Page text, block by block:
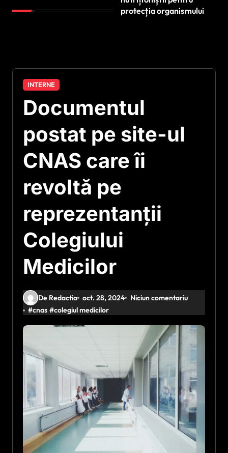
protecția organismului
INTERNE
Documentul
postat pe site-ul
CNAS care îi
revoltă pe
reprezentanții
Colegiului
Medicilor
De Redactia oct. 28, 2024
Niciun comentariu
#cnas #colegiul medicilor